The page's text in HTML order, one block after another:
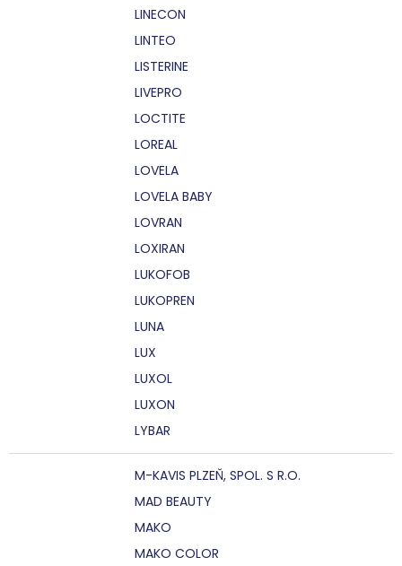
LINECON
LINTEO
LISTERINE
LIVEPRO
LOCTITE
LOREAL
LOVELA
LOVELA BABY
LOVRAN
LOXIRAN
LUKOFOB
LUKOPREN
LUNA
LUX
LUXOL
LUXON
LYBAR
M-KAVIS PLZEŇ, SPOL. S R.O.
MAD BEAUTY
MAKO
MAKO COLOR